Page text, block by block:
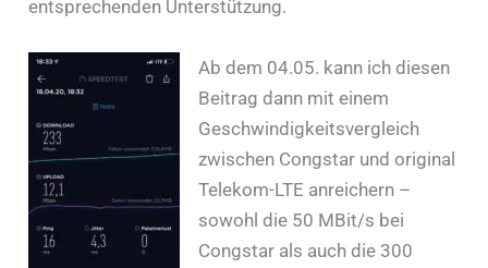
entsprechenden Unterstützung.
Ab dem 04.05. kann ich diesen
Beitrag dann mit einem
Geschwindigkeitsvergleich
zwischen Congstar und original
Telekom-LTE anreichern –
sowohl die 50 MBit/s bei
Congstar als auch die 300